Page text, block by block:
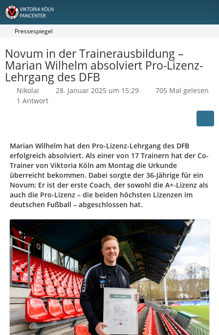
Pressespiegel
Novum in der Trainerausbildung –
Marian Wilhelm absolviert Pro-Lizenz-
Lehrgang des DFB
Nikolai 28. Januar 2025 um 15:29
705 Mal gelesen
1 Antwort
Marian Wilhelm hat den Pro-Lizenz-Lehrgang des DFB
erfolgreich absolviert. Als einer von 17 Trainern hat der Co-
Trainer von Viktoria Köln am Montag die Urkunde
überreicht bekommen. Dabei sorgte der 36-Jährige für ein
Novum: Er ist der erste Coach, der sowohl die A+-Lizenz als
auch die Pro-Lizenz – die beiden höchsten Lizenzen im
deutschen Fußball – abgeschlossen hat.